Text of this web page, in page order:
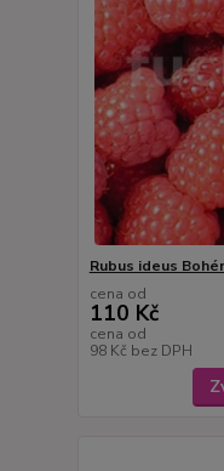
Rubus ideus
cena od
110 Kč
cena od
98 Kč bez DPH